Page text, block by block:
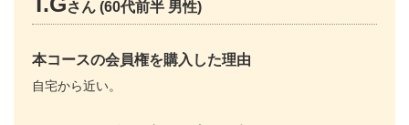
さん (60代前半 男性)
本コースの会員権を購入した理由
自宅から近い。